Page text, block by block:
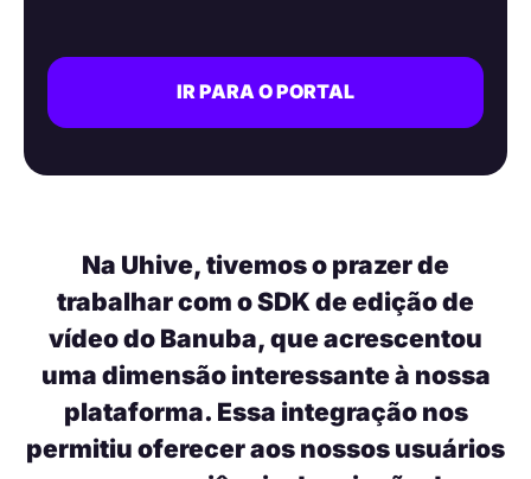
IR PARA O PORTAL
Na Uhive, tivemos o prazer de
trabalhar com o SDK de edição de
vídeo do Banuba, que acrescentou
uma dimensão interessante à nossa
plataforma. Essa integração nos
permitiu oferecer aos nossos usuários